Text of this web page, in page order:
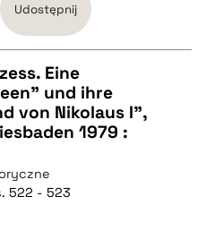
Udostępnij
Eine
und ihre
von Nikolaus I",
1979 :
522 - 523